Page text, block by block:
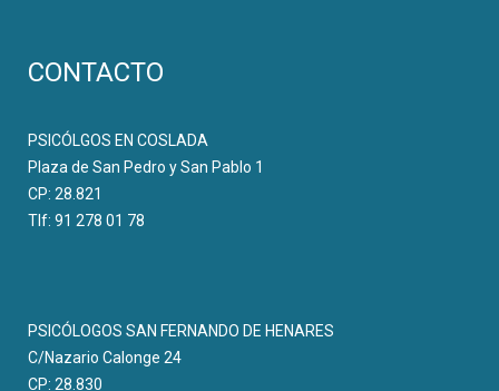
CONTACTO
PSICÓLGOS EN COSLADA
Plaza de San Pedro y San Pablo 1
CP: 28.821
Tlf: 91 278 01 78
PSICÓLOGOS SAN FERNANDO DE HENARES
C/Nazario Calonge 24
CP: 28.830